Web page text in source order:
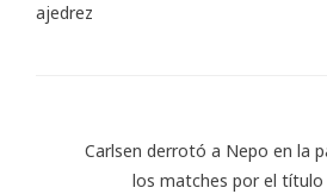
ajedrez
Carlsen derrotó a Nepo en la
los matches por el título